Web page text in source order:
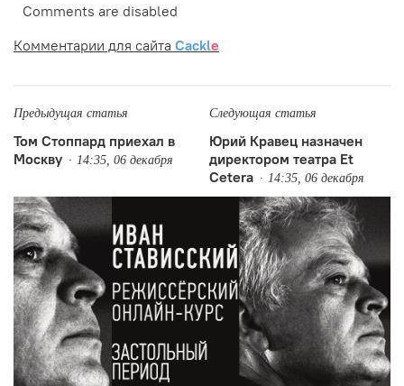
Comments are disabled
Комментарии для сайта Cackle
Предыдущая статья
Том Стоппард приехал в
Москву
14:35, 06 декабря
Следующая статья
Юрий Кравец назначен
директором театра Et
Cetera
14:35, 06 декабря